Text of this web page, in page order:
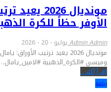
مونديال 2026
الأوفر حظاً للكرة
Admin Admin يوليو - 20 - 2026
مونديال 2026 يعيد ترتيب
وميسي #الكرة_الذهبية #لامين_يامال…
اقرأ أكثر...
رياضة